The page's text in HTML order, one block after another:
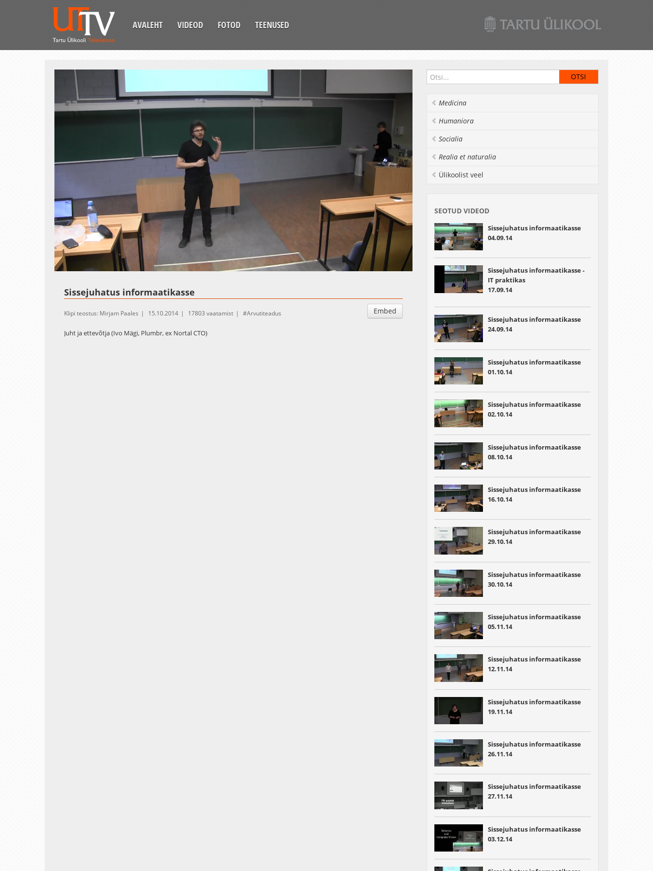
AVALEHT VIDEOD FOTOD TEENUSED
Esituskiirused
Auto
Sissejuhatus informaatikasse
Embed
Klipi teostus: Mirjam Paales 15.10.2014 17803 vaatamist Arvutiteadus
Juht ja ettevõtja (Ivo Mägi, Plumbr, ex Nortal CTO)
Medicina
Humaniora
Socialia
Realia et naturalia
Ülikoolist veel
SEOTUD VIDEOD
Sissejuhatus informaatikasse
04.09.14
Sissejuhatus informaatikasse -
IT praktikas
17.09.14
Sissejuhatus informaatikasse
24.09.14
Sissejuhatus informaatikasse
01.10.14
Sissejuhatus informaatikasse
02.10.14
Sissejuhatus informaatikasse
08.10.14
Sissejuhatus informaatikasse
16.10.14
Sissejuhatus informaatikasse
29.10.14
Sissejuhatus informaatikasse
30.10.14
Sissejuhatus informaatikasse
05.11.14
Sissejuhatus informaatikasse
12.11.14
Sissejuhatus informaatikasse
19.11.14
Sissejuhatus informaatikasse
26.11.14
Sissejuhatus informaatikasse
27.11.14
Sissejuhatus informaatikasse
03.12.14